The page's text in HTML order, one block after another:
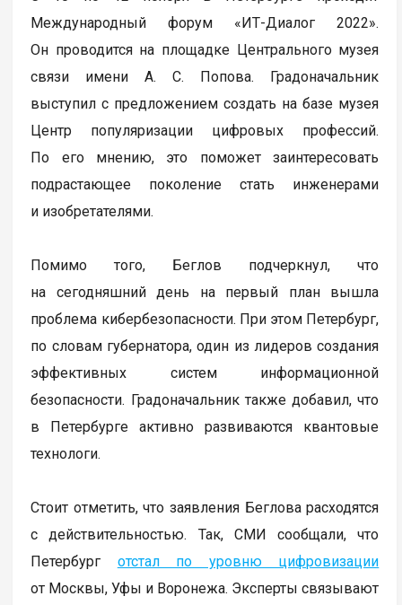
Международный форум «ИТ-Диалог 2022».
Он проводится на площадке Центрального музея
связи имени А. С. Попова. Градоначальник
выступил с предложением создать на базе музея
Центр популяризации цифровых профессий.
По его мнению, это поможет заинтересовать
подрастающее поколение стать инженерами
и изобретателями.
Помимо того, Беглов подчеркнул, что
на сегодняшний день на первый план вышла
проблема кибербезопасности. При этом Петербург,
по словам губернатора, один из лидеров создания
эффективных систем информационной
безопасности. Градоначальник также добавил, что
в Петербурге активно развиваются квантовые
технологи.
Стоит отметить, что заявления Беглова расходятся
с действительностью. Так, СМИ сообщали, что
Петербург отстал по уровню цифровизации
от Москвы, Уфы и Воронежа. Эксперты связывают